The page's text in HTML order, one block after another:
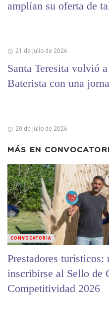
amplían su oferta de
21 de julio de 2026
Santa Teresita volvió
Baterista con una
20 de julio de 2026
MÁS EN
Prestadores turísticos:
inscribirse al Sello de
Competitividad 2026
CONVOCATORIA